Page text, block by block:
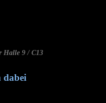
Halle 9 / C13
dabei